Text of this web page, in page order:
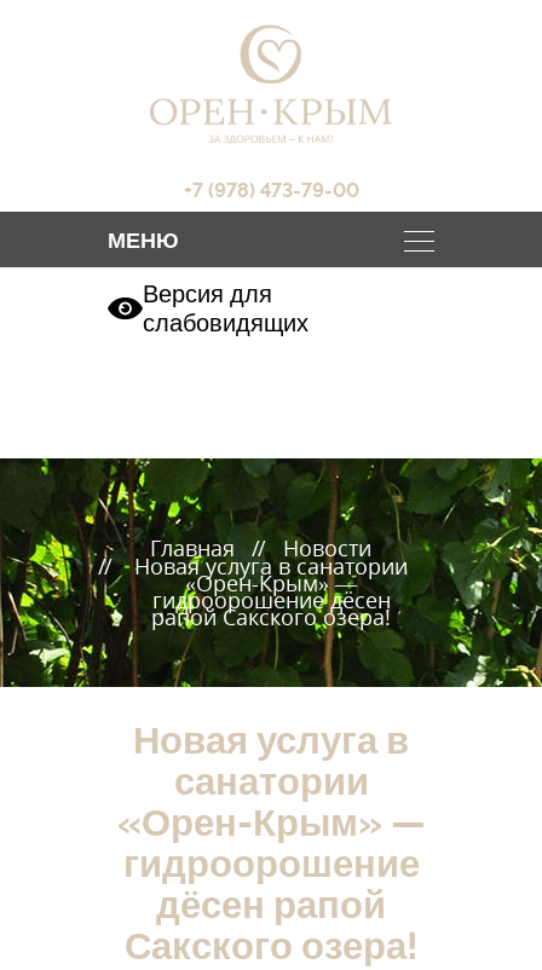
+7 (978) 473-79-00
Версия для
слабовидящих
Главная Новости
Новая услуга в санатории
«Орен-Крым» —
гидроорошение дёсен
рапой Сакского озера!
Новая услуга в
санатории
«Орен-Крым» —
гидроорошение
дёсен рапой
Сакского озера!